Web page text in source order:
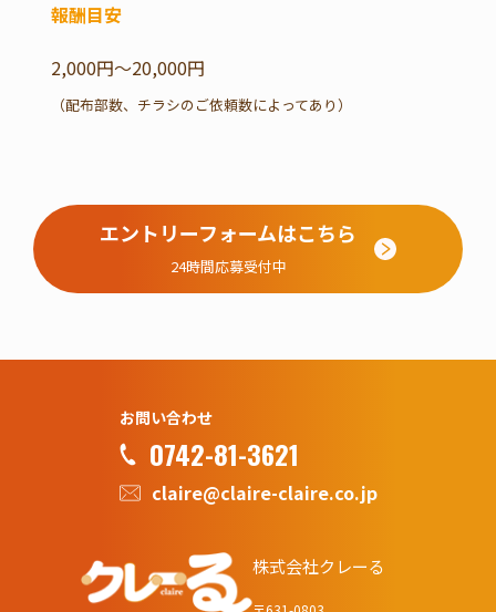
報酬目安
2,000円～20,000円
（配布部数、チラシのご依頼数によってあり）
エントリーフォームはこちら
24時間応募受付中
お問い合わせ
0742-81-3621
claire@claire-claire.co.jp
株式会社クレーる